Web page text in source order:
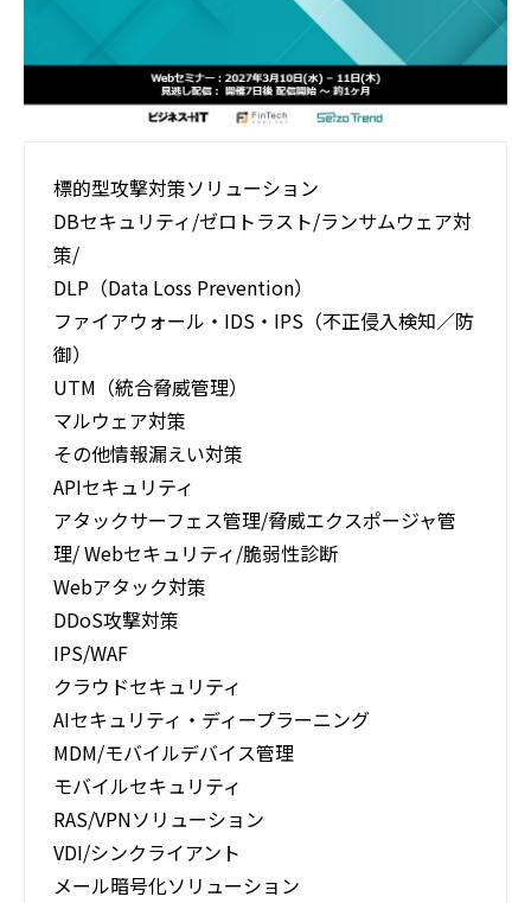
標的型攻撃対策ソリューション​
DBセキュリティ/ゼロトラスト​/ランサムウェア対
策/
DLP（Data Loss Prevention）​
ファイアウォール・IDS・IPS​（不正侵入検知／防
御） ​
UTM（統合脅威管理）​
マルウェア対策 ​
その他情報漏えい対策​
APIセキュリティ
アタックサーフェス管理/脅威エクスポージャ管
理/ Webセキュリティ/脆弱性診断​
Webアタック対策​
DDoS攻撃対策​
IPS/WAF​
クラウドセキュリティ
AIセキュリティ・ディープラーニング
MDM/モバイルデバイス管理
モバイルセキュリティ
RAS/VPNソリューション
VDI/シンクライアント
メール暗号化ソリューション